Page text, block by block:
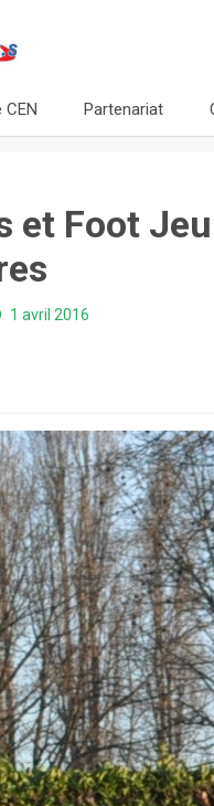
CEN Partenariat
et Foot
1 avril 2016